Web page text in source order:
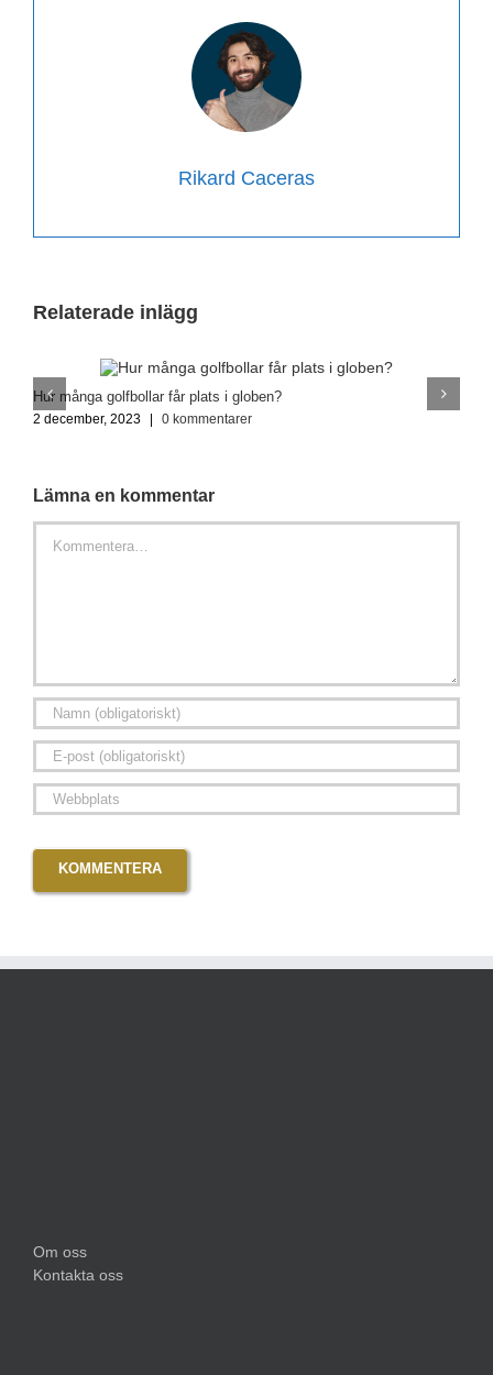
Rikard Caceras
Relaterade inlägg
Hur många golfbollar får plats i globen?
2 december, 2023 | 0 kommentarer
Lämna en kommentar
Om oss
Kontakta oss